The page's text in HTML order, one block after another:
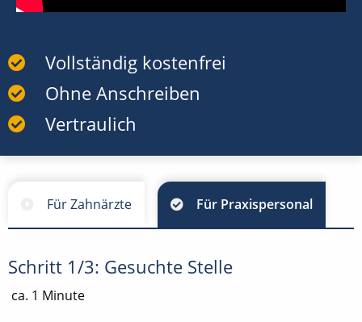
Vollständig kostenfrei
Ohne Anschreiben
Vertraulich
Für Zahnärzte Für Praxispersonal
Schritt 1/3: Gesuchte Stelle
ca. 1 Minute